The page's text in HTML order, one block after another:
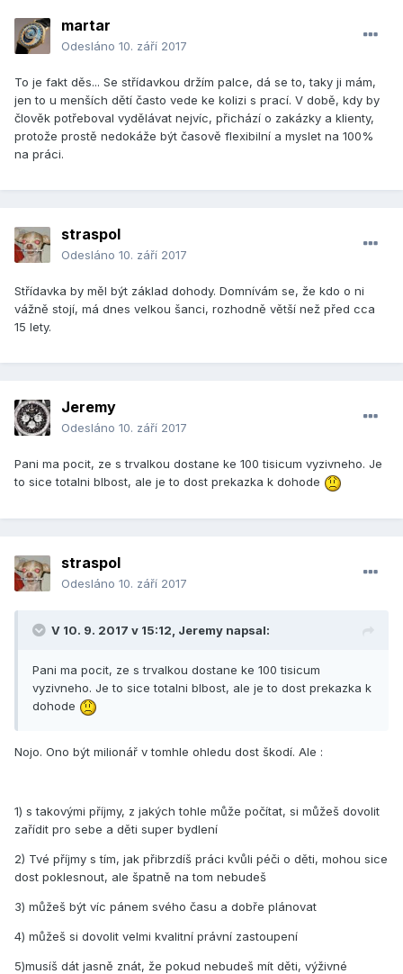
martar
Odesláno 10. září 2017
To je fakt děs... Se střídavkou držím palce, dá se to, taky ji mám,
jen to u menších dětí často vede ke kolizi s prací. V době, kdy by
člověk potřeboval vydělávat nejvíc, přichází o zakázky a klienty,
protože prostě nedokáže být časově flexibilní a myslet na 100%
na práci.
straspol
Odesláno 10. září 2017
Střídavka by měl být základ dohody. Domnívám se, že kdo o ni
vážně stojí, má dnes velkou šanci, rozhodně větší než před cca
15 lety.
Jeremy
Odesláno 10. září 2017
Pani ma pocit, ze s trvalkou dostane ke 100 tisicum vyzivneho. Je
to sice totalni blbost, ale je to dost prekazka k dohode
straspol
Odesláno 10. září 2017
V 10. 9. 2017 v 15:12, Jeremy napsal:
Pani ma pocit, ze s trvalkou dostane ke 100 tisicum
vyzivneho. Je to sice totalni blbost, ale je to dost prekazka k
dohode
Nojo. Ono být milionář v tomhle ohledu dost škodí. Ale :
1) s takovými příjmy, z jakých tohle může počítat, si můžeš dovolit
zařídit pro sebe a děti super bydlení
2) Tvé příjmy s tím, jak přibrzdíš práci kvůli péči o děti, mohou sice
dost poklesnout, ale špatně na tom nebudeš
3) můžeš být víc pánem svého času a dobře plánovat
4) můžeš si dovolit velmi kvalitní právní zastoupení
5)musíš dát jasně znát, že pokud nebudeš mít děti, výživné